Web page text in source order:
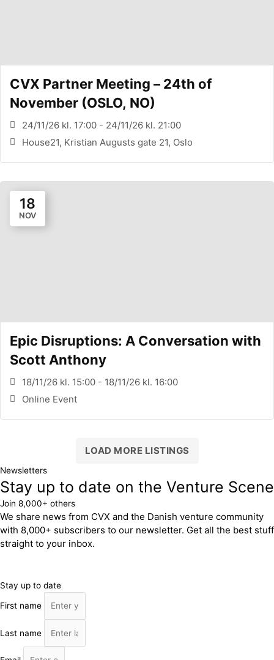
CVX Partner Meeting – 24th of
November (OSLO, NO)
24/11/26 kl. 17:00 - 24/11/26 kl. 21:00
House21, Kristian Augusts gate 21, Oslo
18
NOV
Epic Disruptions: A Conversation with
Scott Anthony
18/11/26 kl. 15:00 - 18/11/26 kl. 16:00
Online Event
LOAD MORE LISTINGS
Newsletters
Stay up to date on the Venture Scene
Join 8,000+ others
We share news from CVX and the Danish venture community
with 8,000+ subscribers to our newsletter. Get all the best stuff
straight to your inbox.
Stay up to date
First name
Last name